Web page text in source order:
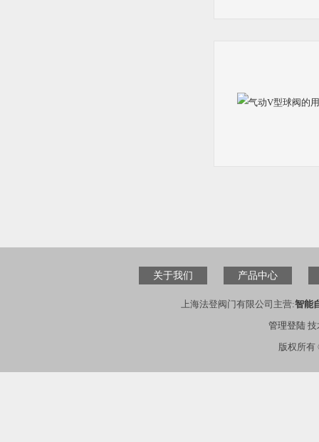
关于我们 产品中心
上海法登阀门有限公司主营:智能
管理登陆技
版权所